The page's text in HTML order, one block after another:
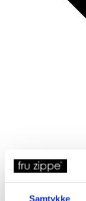
Samtykke
Broderkits